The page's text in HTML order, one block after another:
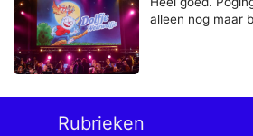
alleen nog maar
Rubrieken